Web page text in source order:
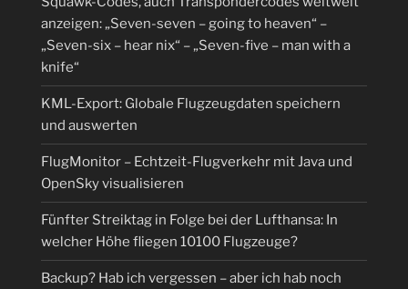
anzeigen: „Seven-seven – going to heaven“ –
„Seven-six – hear nix“ – „Seven-five – man with a
knife“
KML-Export: Globale Flugzeugdaten speichern
und auswerten
FlugMonitor – Echtzeit-Flugverkehr mit Java und
OpenSky visualisieren
Fünfter Streiktag in Folge bei der Lufthansa: In
welcher Höhe fliegen 10100 Flugzeuge?
Backup? Hab ich vergessen – aber ich hab noch